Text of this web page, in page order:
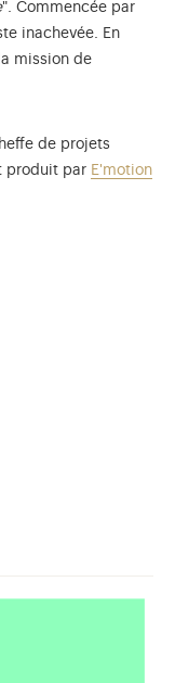
". Commencée par
inachevée. En
mission de
de projets
produit par E'motion